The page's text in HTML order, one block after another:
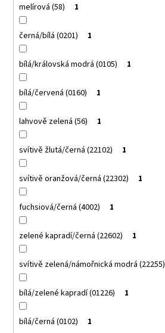
melírová (58) 1
černá/bílá (0201) 1
bílá/královská modrá (0105) 1
bílá/červená (0160) 1
lahvově zelená (56) 1
svítivě žlutá/černá (22102) 1
svítivě oranžová/černá (22302) 1
fuchsiová/černá (4002) 1
zelené kapradí/černá (22602) 1
svítivě zelená/námořnická modrá (22255)
bílá/zelené kapradí (01226) 1
bílá/černá (0102) 1